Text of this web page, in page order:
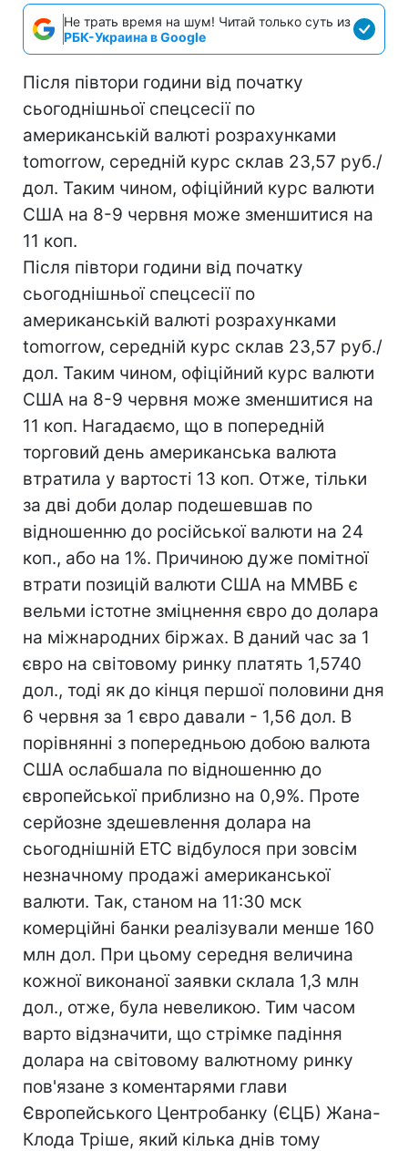
Не трать время на шум! Читай только суть из
РБК-Украина в Google
Після півтори години від початку
сьогоднішньої спецсесії по
американській валюті розрахунками
tomorrow, середній курс склав 23,57 руб./
дол. Таким чином, офіційний курс валюти
США на 8-9 червня може зменшитися на
11 коп.
Після півтори години від початку
сьогоднішньої спецсесії по
американській валюті розрахунками
tomorrow, середній курс склав 23,57 руб./
дол. Таким чином, офіційний курс валюти
США на 8-9 червня може зменшитися на
11 коп. Нагадаємо, що в попередній
торговий день американська валюта
втратила у вартості 13 коп. Отже, тільки
за дві доби долар подешевшав по
відношенню до російської валюти на 24
коп., або на 1%. Причиною дуже помітної
втрати позицій валюти США на ММВБ є
вельми істотне зміцнення євро до долара
на міжнародних біржах. В даний час за 1
євро на світовому ринку платять 1,5740
дол., тоді як до кінця першої половини дня
6 червня за 1 євро давали - 1,56 дол. В
порівнянні з попередньою добою валюта
США ослабшала по відношенню до
європейської приблизно на 0,9%. Проте
серйозне здешевлення долара на
сьогоднішній ЕТС відбулося при зовсім
незначному продажі американської
валюти. Так, станом на 11:30 мск
комерційні банки реалізували менше 160
млн дол. При цьому середня величина
кожної виконаної заявки склала 1,3 млн
дол., отже, була невеликою. Тим часом
варто відзначити, що стрімке падіння
долара на світовому валютному ринку
пов'язане з коментарями глави
Європейського Центробанку (ЄЦБ) Жана-
Клода Тріше, який кілька днів тому